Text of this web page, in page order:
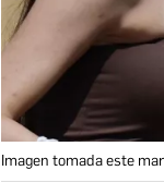
Imagen tomada este